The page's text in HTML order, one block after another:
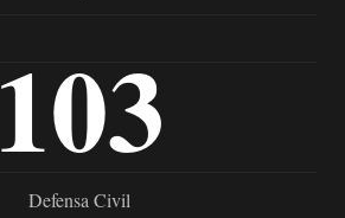
103
Defensa Civil